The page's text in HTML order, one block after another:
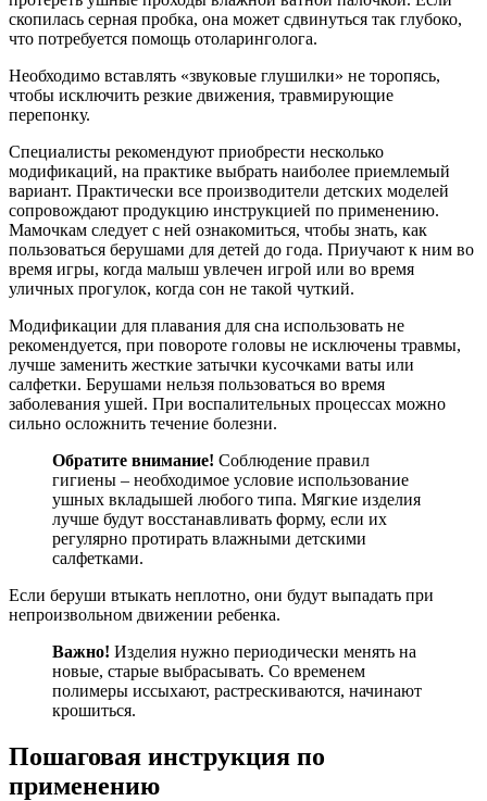
скопилась серная пробка, она может сдвинуться так глубоко,
что потребуется помощь отоларинголога.
Необходимо вставлять «звуковые глушилки» не торопясь,
чтобы исключить резкие движения, травмирующие
перепонку.
Специалисты рекомендуют приобрести несколько
модификаций, на практике выбрать наиболее приемлемый
вариант. Практически все производители детских моделей
сопровождают продукцию инструкцией по применению.
Мамочкам следует с ней ознакомиться, чтобы знать, как
пользоваться берушами для детей до года. Приучают к ним во
время игры, когда малыш увлечен игрой или во время
уличных прогулок, когда сон не такой чуткий.
Модификации для плавания для сна использовать не
рекомендуется, при повороте головы не исключены травмы,
лучше заменить жесткие затычки кусочками ваты или
салфетки. Берушами нельзя пользоваться во время
заболевания ушей. При воспалительных процессах можно
сильно осложнить течение болезни.
Обратите внимание! Соблюдение правил
гигиены – необходимое условие использование
ушных вкладышей любого типа. Мягкие изделия
лучше будут восстанавливать форму, если их
регулярно протирать влажными детскими
салфетками.
Если беруши втыкать неплотно, они будут выпадать при
непроизвольном движении ребенка.
Важно! Изделия нужно периодически менять на
новые, старые выбрасывать. Со временем
полимеры иссыхают, растрескиваются, начинают
крошиться.
Пошаговая инструкция по
применению